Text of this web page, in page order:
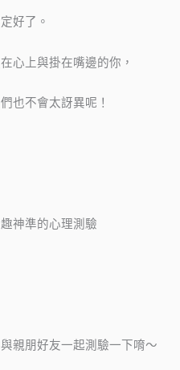
好了。
心上與掛在嘴邊的你，
也不會太訝異呢！
神準的心理測驗
親朋好友一起測驗一下唷～